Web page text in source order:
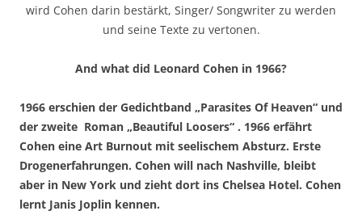
wird Cohen darin bestärkt, Singer/ Songwriter zu werden
und seine Texte zu vertonen.
And what did Leonard Cohen in 1966?
1966 erschien der Gedichtband „Parasites Of Heaven“ und
der zweite Roman „Beautiful Loosers“ . 1966 erfährt
Cohen eine Art Burnout mit seelischem Absturz. Erste
Drogenerfahrungen. Cohen will nach Nashville, bleibt
aber in New York und zieht dort ins Chelsea Hotel. Cohen
lernt Janis Joplin kennen.